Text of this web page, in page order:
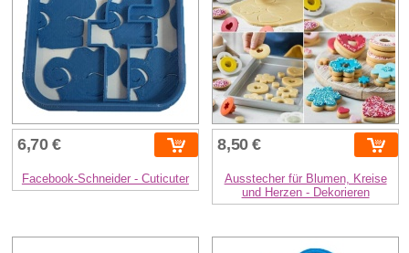
6,70 €
Facebook-Schneider - Cuticuter
8,50 €
Ausstecher für Blumen, Kreise
und Herzen - Dekorieren